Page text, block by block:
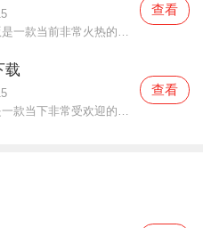
查看
载
tt语音下载官方下载是一款当下非常受欢迎的聊天软件。在这款tt语音下载官方下载中有非常多小伙伴们都在使用，在这里面你可以自由的和你喜欢的男孩子或者是女孩子进行聊天交流，并且为了让用户们在这里面可以更好的进行交流，提供了非常方便的语音以及视频聊天，并且你可以使
查看